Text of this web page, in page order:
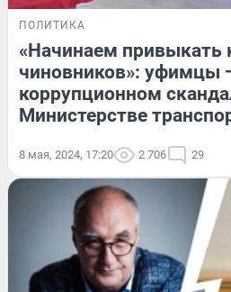
ПОЛИТИКА
«Начинаем привыкать
чиновников»: уфимцы
коррупционном
Министерстве
8 мая, 2024, 17:20 2 706 29